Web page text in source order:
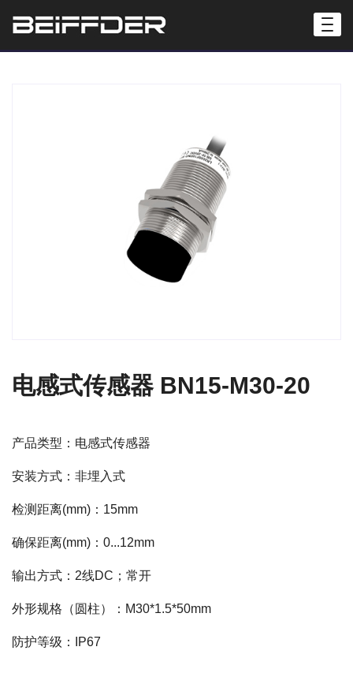
电感式传感器 BN15-M30-20
产品类型：电感式传感器
安装方式：非埋入式
检测距离(mm)：15mm
确保距离(mm)：0...12mm
输出方式：2线DC；常开
外形规格（圆柱）：M30*1.5*50mm
防护等级：IP67